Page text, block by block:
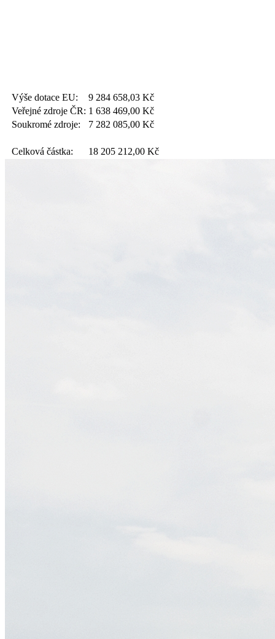
Výše dotace EU: 9 284 658,03 Kč
Veřejné zdroje ČR: 1 638 469,00 Kč
Soukromé zdroje:
7 282 085,00 Kč
Celková částka: 18 205 212,00 Kč